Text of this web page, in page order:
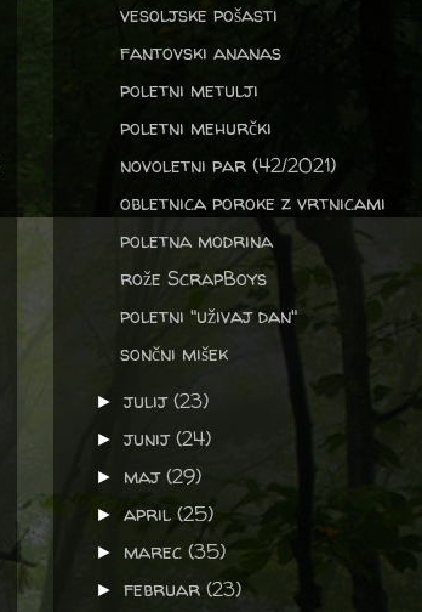
vesoljske pošasti
fantovski ananas
poletni metulji
poletni mehurčki
novoletni par (42/2021)
obletnica poroke z vrtnicami
poletna modrina
rože ScrapBoys
poletni "uživaj dan"
sončni mišek
►julij(23)
►junij(24)
► maj(29)
►april(25)
► marec(35)
►februar(23)